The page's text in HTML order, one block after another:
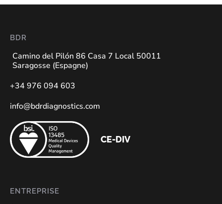
BDR
Camino del Pilón 86 Casa 7 Local 50011
Saragosse (Espagne)
+34 976 094 603
info@bdrdiagnostics.com
CE-DIV
ENTREPRISE